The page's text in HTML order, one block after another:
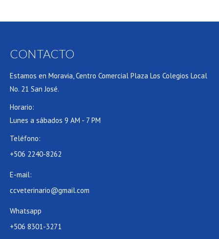
CONTACTO
Estamos en Moravia, Centro Comercial Plaza Los Colegios Local
No. 21 San José.
Horario:
Lunes a sábados 9 AM - 7 PM
Teléfono:
+506 2240-8262
E-mail:
ccveterinario@gmail.com
Whatsapp
+506 8301-3271